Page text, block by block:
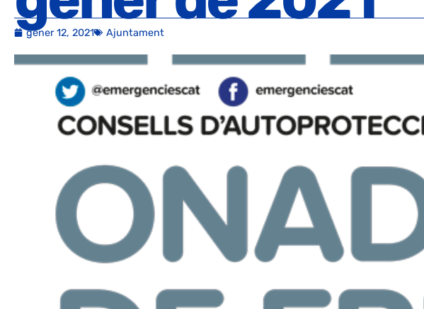
gener 12, 2021 Ajuntament